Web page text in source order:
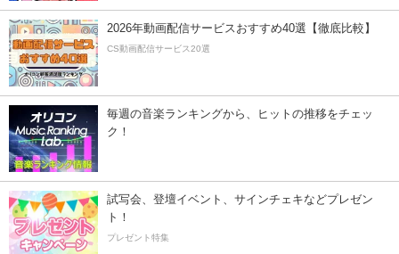
2026年動画配信サービスおすすめ40選【徹底比較】
CS動画配信サービス20選
毎週の音楽ランキングから、ヒットの推移をチェッ
ク！
試写会、登壇イベント、サインチェキなどプレゼン
ト！
プレゼント特集